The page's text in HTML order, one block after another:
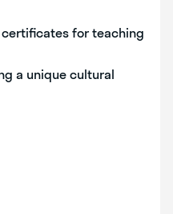
certificates for teaching
a unique cultural